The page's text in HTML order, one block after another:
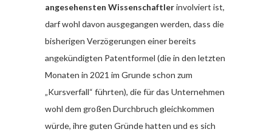
angesehensten Wissenschaftlerinvolviert ist,
darf wohl davon ausgegangen werden, dass die
bisherigen Verzögerungen einer bereits
angekündigten Patentformel (die in den letzten
Monaten in 2021 im Grunde schon zum
„Kursverfall“ führten), die für das Unternehmen
wohl dem großen Durchbruch gleichkommen
würde, ihre guten Gründe hatten und es sich